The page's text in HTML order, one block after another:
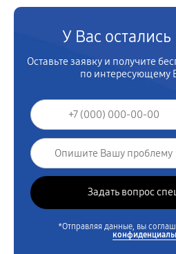
У Вас
Оставьте заявку и получите
по интересующему
*Отправляя данные, вы